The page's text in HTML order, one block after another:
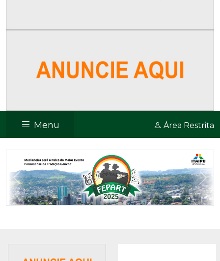
Menu Área Restrita
Previous